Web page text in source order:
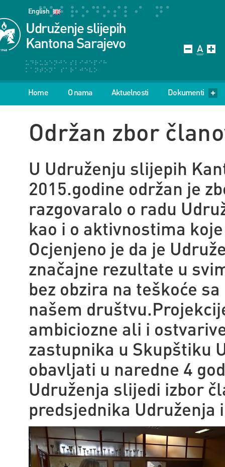
English
Udruženje slijepih
Kantona Sarajevo
Home O nama Aktuelnosti Dokumenti
Održan zbor
U Udruženju slijepih
2015.godine održan je
razgovaralo o radu
kao i o aktivnostima
Ocjenjeno je da je
značajne rezultate u
bez obzira na teškoće
našem društvu.
ambiciozne ali i
zastupnika u Skupštiku
obavljati u naredne 4
Udruženja slijedi izbor
predsjednika Udruženja